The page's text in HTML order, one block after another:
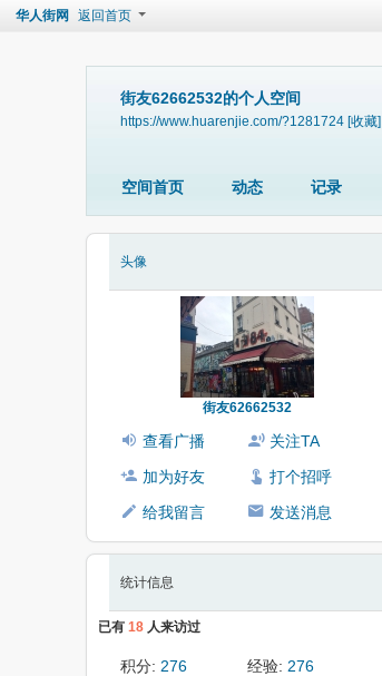
华人街网 返回首页
街友62662532的个人空间
https://www.huarenjie.com/?1281724 [收藏]
空间首页 动态 记录
头像
街友62662532
查看广播
关注TA
加为好友
打个招呼
给我留言
发送消息
统计信息
已有 18 人来访过
积分: 276 经验: 276